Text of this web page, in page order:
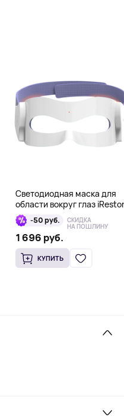
Светодиодная маска для
области вокруг глаз
Illumina LED Eye Mask
-50 руб. СКИДКА
НА ПОШЛИНУ
1 696 руб.
КУПИТЬ